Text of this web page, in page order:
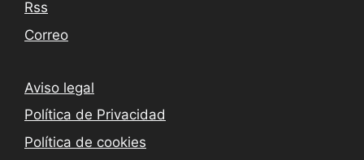
Rss
Correo
Aviso legal
Política de Privacidad
Política de cookies